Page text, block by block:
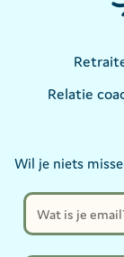
Relatie
Wil je niets